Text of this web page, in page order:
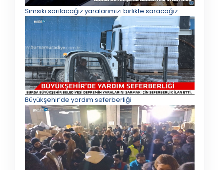
Sımsıkı sarılacağız yaralarımızı birlikte saracağız
Büyükşehir’de yardım seferberliği